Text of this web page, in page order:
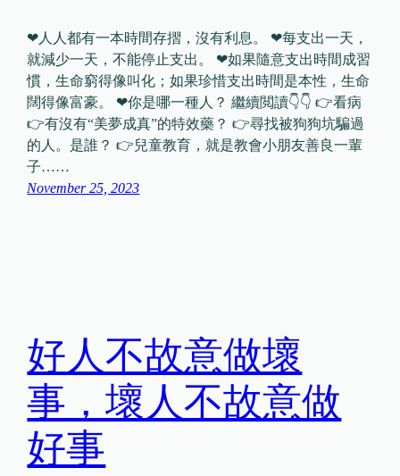
❤人人都有一本時間存摺，沒有利息。 ❤每支出一天，
就減少一天，不能停止支出。 ❤如果隨意支出時間成習
慣，生命窮得像叫化；如果珍惜支出時間是本性，生命
闊得像富豪。 ❤你是哪一種人？ 繼續閲讀👇👇 👉看病
👉有沒有“美夢成真”的特效藥？ 👉尋找被狗狗坑騙過
的人。是誰？ 👉兒童教育，就是教會小朋友善良一輩
子……
November 25, 2023
好人不故意做壞
事，壞人不故意做
好事